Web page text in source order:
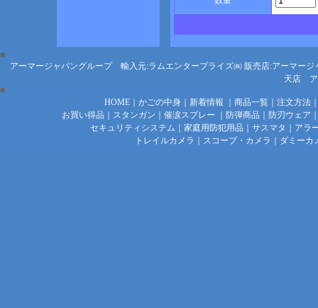
アーマージャパングループ 輸入元:ラムエンタープライズ㈱ 販売店:アーマージ
天店
HOME｜ かごの中身｜ 新着情報 商品一覧｜ 注文方法
お買い得品
スタンガン 催涙スプレー 防弾商品 防刃ウェア
セキュリティシステム
家庭用防犯用品 サスマタ
アラ
トレイルカメラ
スコープ・カメラ ダミーカ